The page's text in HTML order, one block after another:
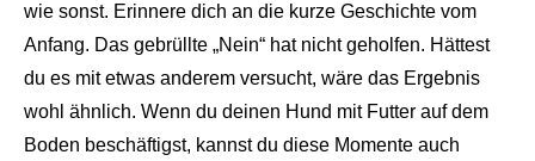
wie sonst. Erinnere dich an die kurze Geschichte vom
Anfang. Das gebrüllte „Nein“ hat nicht geholfen. Hättest
du es mit etwas anderem versucht, wäre das Ergebnis
wohl ähnlich. Wenn du deinen Hund mit Futter auf dem
Boden beschäftigst, kannst du diese Momente auch